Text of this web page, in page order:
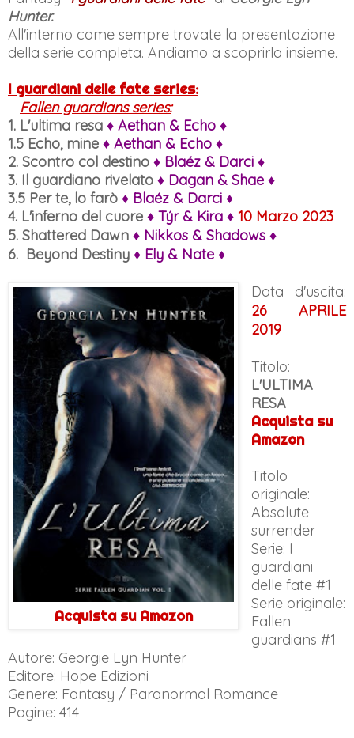
Hunter.
All'interno come sempre trovate la presentazione
della serie completa. Andiamo a scoprirla insieme.
I guardiani delle fate series:
Fallen guardians series:
1. L'ultima resa ♦ Aethan & Echo ♦
1.5 Echo, mine ♦ Aethan & Echo ♦
2. Scontro col destino ♦ Blaéz & Darci ♦
3. Il guardiano rivelato ♦ Dagan & Shae ♦
3.5 Per te, lo farò ♦ Blaéz & Darci ♦
4. L'inferno del cuore ♦ Týr & Kira ♦ 10 Marzo 2023
5. Shattered Dawn ♦ Nikkos & Shadows ♦
6. Beyond Destiny ♦ Ely & Nate ♦
Acquista su Amazon
Data d'uscita:
26 APRILE
2019
Titolo:
L'ULTIMA
RESA
Acquista su
Amazon
Titolo
originale:
Absolute
surrender
Serie: I
guardiani
delle fate #1
Serie originale:
Fallen
guardians #1
Autore: Georgie Lyn Hunter
Editore: Hope Edizioni
Genere: Fantasy / Paranormal Romance
Pagine: 414